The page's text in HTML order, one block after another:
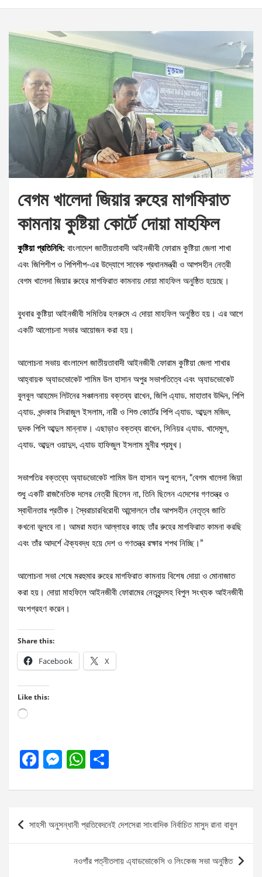
বেগম খালেদা জিয়ার রুহের মাগফিরাত
কামনায় কুষ্টিয়া কোর্টে দোয়া মাহফিল
কুষ্টিয়া প্রতিনিধি: বাংলাদেশ জাতীয়তাবাদী আইনজীবী ফোরাম কুষ্টিয়া জেলা শাখা
এবং জিপিশীপ ও পিপিশীপ-এর উদ্যোগে সাবেক প্রধানমন্ত্রী ও আপসহীন নেত্রী
বেগম খালেদা জিয়ার রুহের মাগফিরাত কামনায় দোয়া মাহফিল অনুষ্ঠিত হয়েছে।
বুধবার কুষ্টিয়া আইনজীবী সমিতির হলরুমে এ দোয়া মাহফিল অনুষ্ঠিত হয়। এর আগে
একটি আলোচনা সভার আয়োজন করা হয়।
আলোচনা সভায় বাংলাদেশ জাতীয়তাবাদী আইনজীবী ফোরাম কুষ্টিয়া জেলা শাখার
আহ্বায়ক অ্যাডভোকেট শামিম উল হাসান অপুর সভাপতিত্বে এবং অ্যাডভোকেট
বুলবুল আহমেদ লিটনের সঞ্চালনায় বক্তব্য রাখেন, জিপি এ্যাড. মাহাতাব উদ্দিন, পিপি
এ্যাড. খন্দকার সিরাজুল ইসলাম, নারী ও শিশু কোর্টের পিপি এ্যাড. আব্দুল মজিদ,
দুদক পিপি আব্দুল মান্নাফ। এছাড়াও বক্তব্য রাখেন, সিনিয়র এ্যাড. খাদেমুল,
এ্যাড. আব্দুল ওয়াদুদ, এ্যাড হাফিজুল ইসলাম মুনীর প্রমুখ।
সভাপতির বক্তব্যে অ্যাডভোকেট শামিম উল হাসান অপু বলেন, “বেগম খালেদা জিয়া
শুধু একটি রাজনৈতিক দলের নেত্রী ছিলেন না, তিনি ছিলেন এদেশের গণতন্ত্র ও
স্বাধীনতার প্রতীক। স্বৈরাচারবিরোধী আন্দোলনে তাঁর আপসহীন নেতৃত্ব জাতি
কখনো ভুলবে না। আমরা মহান আল্লাহর কাছে তাঁর রুহের মাগফিরাত কামনা করছি
এবং তাঁর আদর্শে ঐক্যবদ্ধ হয়ে দেশ ও গণতন্ত্র রক্ষার শপথ নিচ্ছি।”
আলোচনা সভা শেষে মরহুমার রুহের মাগফিরাত কামনায় বিশেষ দোয়া ও মোনাজাত
করা হয়। দোয়া মাহফিলে আইনজীবী ফোরামের নেতৃবৃন্দসহ বিপুল সংখ্যক আইনজীবী
অংশগ্রহণ করেন।
Share this:
Facebook X
Like this:
Loading…
F
ce
b
o
M
se
g
er
W
at
s
A
p
p
ar
e
Post
navigation
সাহসী অনুসন্ধানী প্রতিবেদনেই দেশসেরা সাংবাদিক নির্বাচিত মাসুদ রানা বাবুল
নওগাঁর পত্নীতলায় এ্যাডভোকেসি ও লিংকেজ সভা অনুষ্ঠিত